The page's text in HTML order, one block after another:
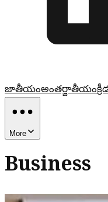
జాతీయంఅంతర్జాతీయం
More
Business